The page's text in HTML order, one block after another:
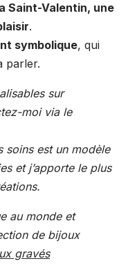
Saint-Valentin, une
.
symbolique, qui
parler.
sur
moi via le
soins est un modèle
et j’apporte le plus
au monde et
de bijoux
gravés